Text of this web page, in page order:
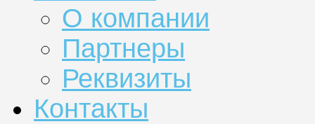
О компании
Партнеры
Реквизиты
Контакты